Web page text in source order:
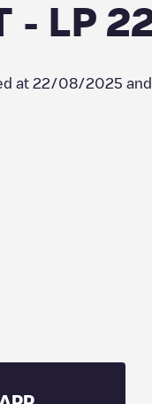
- LP
at 22/08/2025